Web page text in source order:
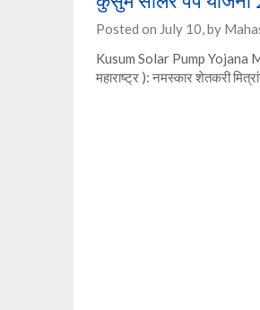
Posted on July 10,by
Kusum Solar Pump Yojana
महाराष्ट्र ): नमस्कार शेतकरी